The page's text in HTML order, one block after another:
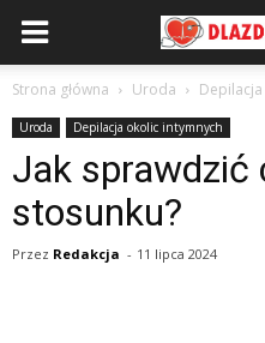
Strona główna Uroda
Uroda Depilacja okolic intymnych
Jak sprawdzić
stosunku?
Przez Redakcja - 11 lipca 2024